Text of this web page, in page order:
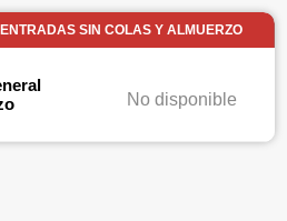
SIN COLAS Y ALMUERZO
No disponible